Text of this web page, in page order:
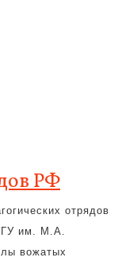
РФ
отрядов
им. М.А.
вожатых